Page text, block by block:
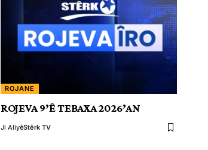
ROJANE
ROJEVA 9’Ê TEBAXA 2026’AN
Ji AliyêStêrk TV